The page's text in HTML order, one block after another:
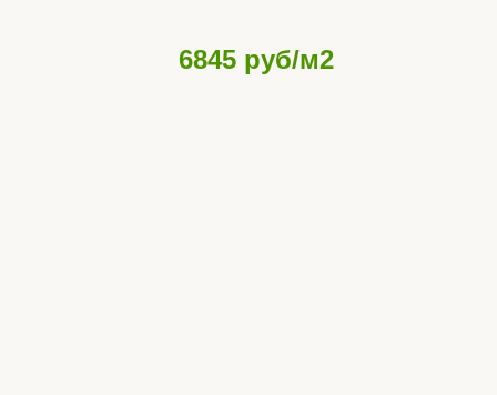
6845 руб/м2